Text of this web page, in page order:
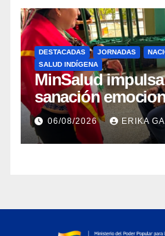
DESTACADAS JORNADAS
SALUD INDÍGENA
MinSalud
sanación
post-sismo junto
indígenas en
06/08/2026 ERIKA